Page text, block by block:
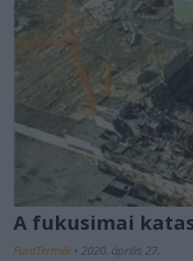
A fukusimai
FuraTermék • 2020. április 27.